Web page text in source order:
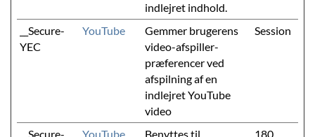
indlejret indhold.
__Secure-
YEC
YouTube
Gemmer brugerens
video-afspiller-
præferencer ved
afspilning af en
indlejret YouTube
video
Session
__Secure-
YouTube
Benyttes til
180